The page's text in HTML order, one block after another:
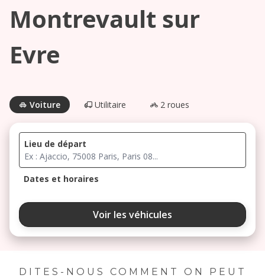
Montrevault sur
Evre
Voiture Utilitaire 2 roues
Lieu de départ
Dates et horaires
août 2026
ma me
3 4 5 6 7
Voir les véhicules
DITES-NOUS COMMENT ON PEUT